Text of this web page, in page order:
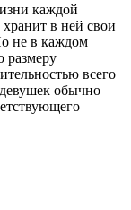
каждой
в ней свои
не в каждом
размеру
всего
обычно